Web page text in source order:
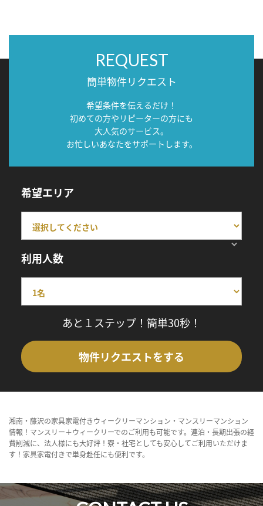
REQUEST
簡単物件リクエスト
希望条件を伝えるだけ！
初めての方やリピーターの方にも
大人気のサービス。
お忙しいあなたをサポートします。
希望エリア
利用人数
あと１ステップ！簡単30秒！
物件リクエストをする
湘南・藤沢の家具家電付きウィークリーマンション・マンスリーマンション
情報！マンスリー＋ウィークリーでのご利用も可能です。連泊・長期出張の経
費削減に、法人様にも大好評！寮・社宅としても安心してご利用いただけま
す！家具家電付きで単身赴任にも便利です。